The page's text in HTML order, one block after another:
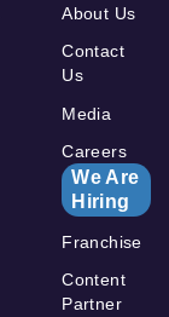
About Us
Contact
Us
Media
Careers
We Are
Hiring
Franchise
Content
Partner